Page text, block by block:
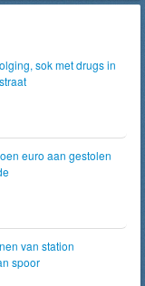
sok met drugs in
euro aan gestolen
van station
spoor